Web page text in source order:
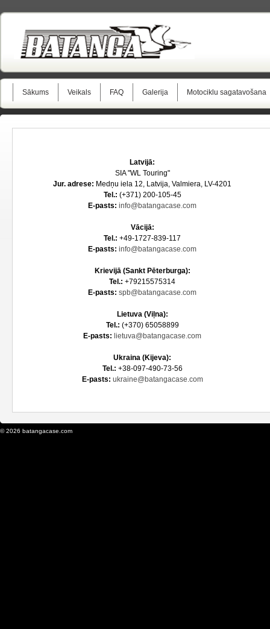
Sākums Veikals FAQ Galerija Motociklu sagatavošana
Latvijā:
SIA "WL Touring"
Jur. adrese: Medņu iela 12, Latvija, Valmiera, LV-4201
Tel.: (+371) 200-105-45
E-pasts: info@batangacase.com
Vācijā:
Tel.: +49-1727-839-117
E-pasts: info@batangacase.com
Krievijā (Sankt Pēterburga):
Tel.: +79215575314
E-pasts: spb@batangacase.com
Lietuva (Viļna):
Tel.: (+370) 65058899
E-pasts: lietuva@batangacase.com
Ukraina (Kijeva):
Tel.: +38-097-490-73-56
E-pasts: ukraine@batangacase.com
© 2026 batangacase.com